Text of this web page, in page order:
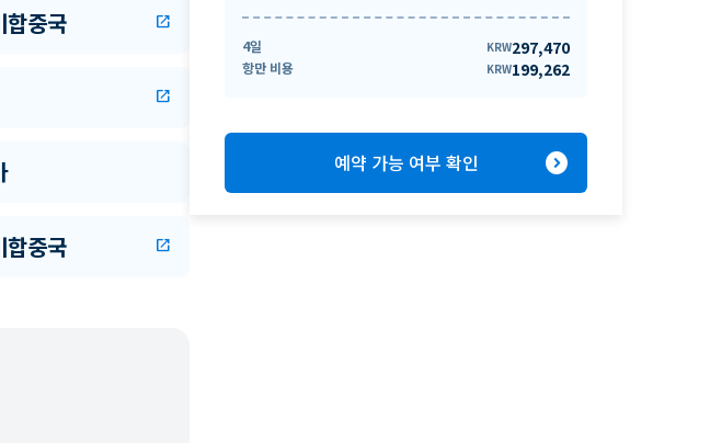
중국 open_in_new
open_in_new
중국 open_in_new
4일 KRW297,470
항만 비용 KRW199,262
예약 가능 여부 확인 expand_circle_right